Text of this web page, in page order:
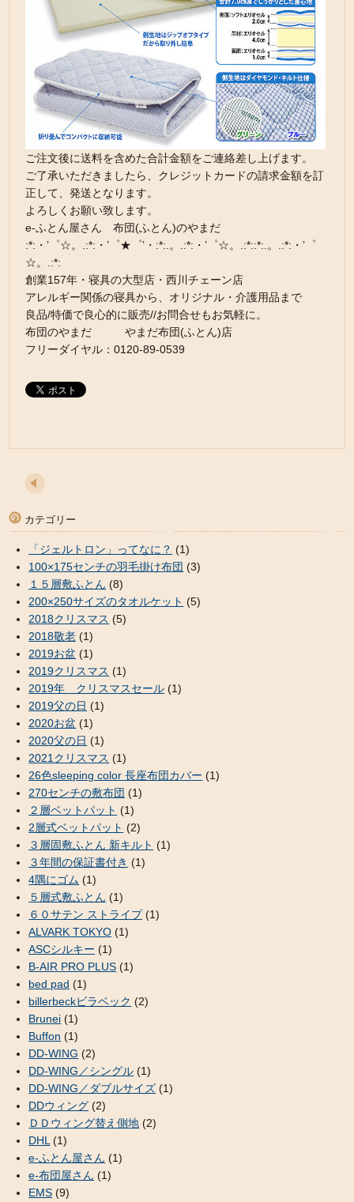
ご注文後に送料を含めた合計金額をご連絡差し上げます。
ご了承いただきましたら、クレジットカードの請求金額を訂
正して、発送となります。
よろしくお願い致します。
e-ふとん屋さん 布団(ふとん)のやまだ
:*:・’゜☆。.:*:・’゜★゜’・:*:.。.:*:・’゜☆。.:*::*:.。.:*:・’゜
☆。.:*:
創業157年・寝具の大型店・西川チェーン店
アレルギー関係の寝具から、オリジナル・介護用品まで
良品/特価で良心的に販売//お問合せもお気軽に。
布団のやまだ やまだ布団(ふとん)店
フリーダイヤル：0120-89-0539
カテゴリー
「ジェルトロン」ってなに？ (1)
100×175センチの羽毛掛け布団 (3)
１５層敷ふとん (8)
200×250サイズのタオルケット (5)
2018クリスマス (5)
2018敬老 (1)
2019お盆 (1)
2019クリスマス (1)
2019年 クリスマスセール (1)
2019父の日 (1)
2020お盆 (1)
2020父の日 (1)
2021クリスマス (1)
26色sleeping color 長座布団カバー (1)
270センチの敷布団 (1)
２層ベットパット (1)
2層式ベットパット (2)
３層固敷ふとん 新キルト (1)
３年間の保証書付き (1)
4隅にゴム (1)
５層式敷ふとん (1)
６０サテン ストライプ(1)
ALVARK TOKYO (1)
ASCシルキー (1)
B-AIR PRO PLUS (1)
bed pad (1)
billerbeckビラベック (2)
Brunei (1)
Buffon (1)
DD-WING (2)
DD-WING／シングル (1)
DD-WING／ダブルサイズ (1)
DDウィング (2)
ＤＤウィング替え側地 (2)
DHL (1)
e-ふとん屋さん (1)
e-布団屋さん (1)
EMS (9)